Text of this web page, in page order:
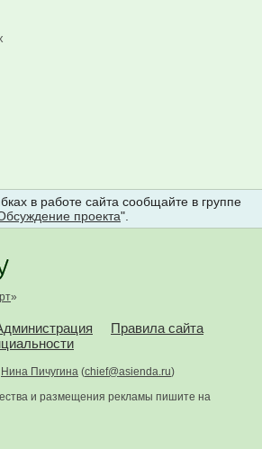
в работе сайта сообщайте в группе
проекта".
»
Правила сайта
Нина Пичугина (chief@asienda.ru)
и размещения рекламы пишите на